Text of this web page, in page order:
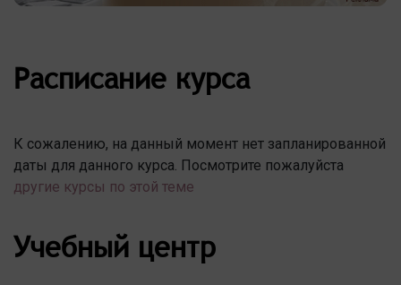
Расписание курса
К сожалению, на данный момент нет запланированной
даты для данного курса. Посмотрите пожалуйста
другие курсы по этой теме
Учебный центр